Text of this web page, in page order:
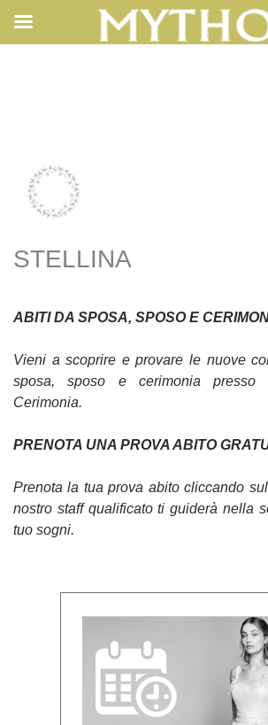
STELLINA
ABITI DA SPOSA, SPOSO E
Vieni a scoprire e provare le nuove
sposa, sposo e cerimonia presso
Cerimonia.
PRENOTA UNA PROVA ABITO
Prenota la tua prova abito cliccando
nostro staff qualificato ti guiderà nella
tuo sogni.